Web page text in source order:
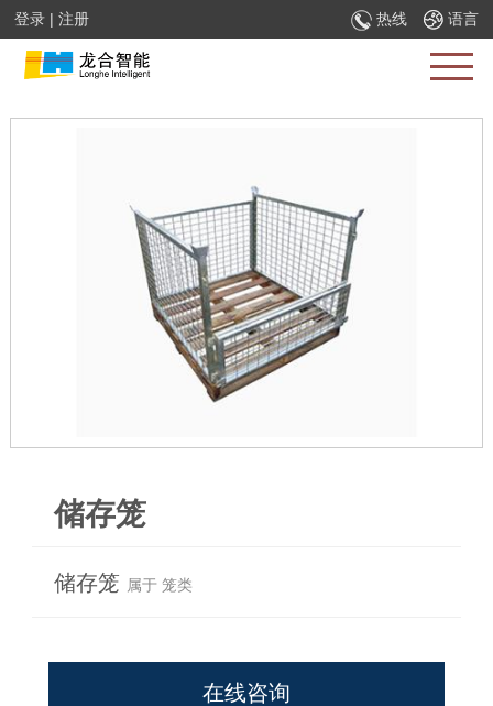
登录 |注册 语言
热线
储存笼
储存笼 属于 笼类
在线咨询